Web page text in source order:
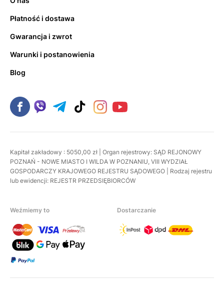
Płatność i dostawa
Gwarancja i zwrot
Warunki i postanowienia
Blog
Kapitał zakładowy : 5050,00 zł | Organ rejestrowy: SĄD REJONOWY
POZNAŃ - NOWE MIASTO I WILDA W POZNANIU, VIII WYDZIAŁ
GOSPODARCZY KRAJOWEGO REJESTRU SĄDOWEGO | Rodzaj rejestru
lub ewidencji: REJESTR PRZEDSIĘBIORCÓW
Weźmiemy to Dostarczanie